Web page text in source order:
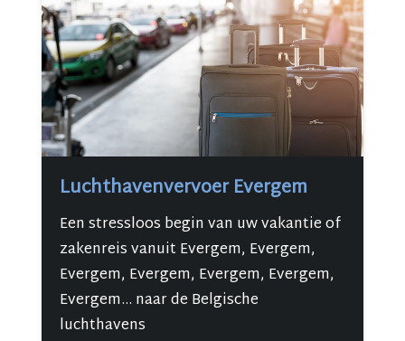
Luchthavenvervoer Evergem
Een stressloos begin van uw vakantie of
zakenreis vanuit Evergem, Evergem,
Evergem, Evergem, Evergem, Evergem,
Evergem... naar de Belgische
luchthavens